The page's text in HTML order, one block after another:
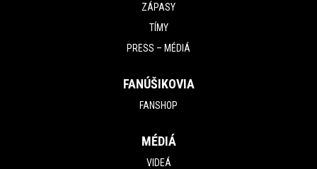
ZÁPASY
TÍMY
PRESS – MÉDIÁ
FANÚŠIKOVIA
FANSHOP
MÉDIÁ
VIDEÁ